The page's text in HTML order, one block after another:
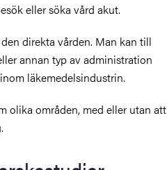
eller söka vård akut.
direkta vården. Man kan till
annan typ av administration
läkemedelsindustrin.
olika områden, med eller utan att